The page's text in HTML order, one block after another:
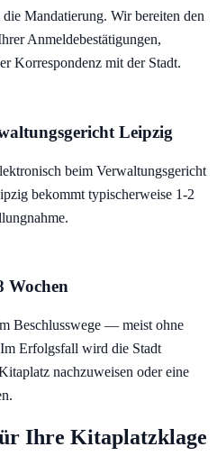
Mandatierung. Wir bereiten den
Anmeldebestätigungen,
Korrespondenz mit der Stadt.
Leipzig
beim Verwaltungsgericht
bekommt typischerweise 1-2
Wochen
Beschlusswege — meist ohne
Erfolgsfall wird die Stadt
nachzuweisen oder eine
Ihre Kitaplatzklage